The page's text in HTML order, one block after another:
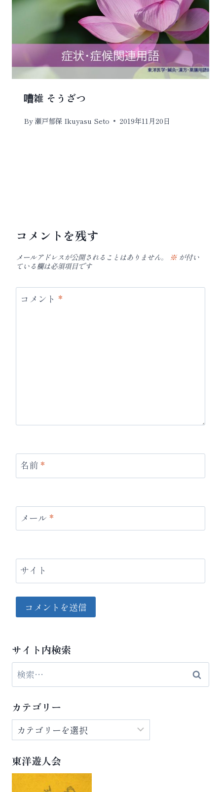
嘈雑 そうざつ
By瀬戸郁保 Ikuyasu Seto 2019年11月20日
コメントを残す
メールアドレスが公開されることはありません。 ※が付い
ている欄は必須項目です
コメント *
名前 *
メール *
サイト
サイト内検索
検
索:
カテゴリー
カ
テ
ゴ
リ
東洋遊人会